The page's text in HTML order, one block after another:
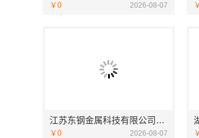
￥0 2026-08-07
江苏东钢金属科技有限公司全屋不锈钢定制生产商
￥0 2026-08-07